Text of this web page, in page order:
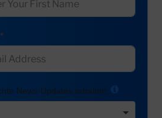
News-Updates erhalten: